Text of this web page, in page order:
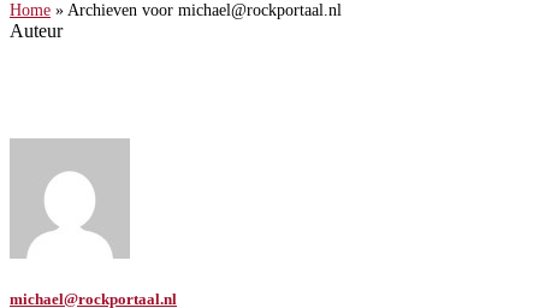
Home » Archieven voor michael@rockportaal.nl
Auteur
michael@rockportaal.nl